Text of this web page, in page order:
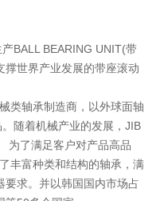
BALL BEARING UNIT(带
撑世界产业发展的带座滚动
类轴承制造商，以外球面轴
随着机械产业的发展，JIB
为了满足客户对产品高品
丰富种类和结构的轴承，满
要求。并以韩国国内市场占